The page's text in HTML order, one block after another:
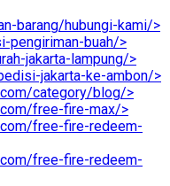
barang/hubungi-kami/>
pengiriman-buah/>
jakarta-lampung/>
jakarta-ke-ambon/>
category/blog/>
free-fire-max/>
free-fire-redeem-
free-fire-redeem-